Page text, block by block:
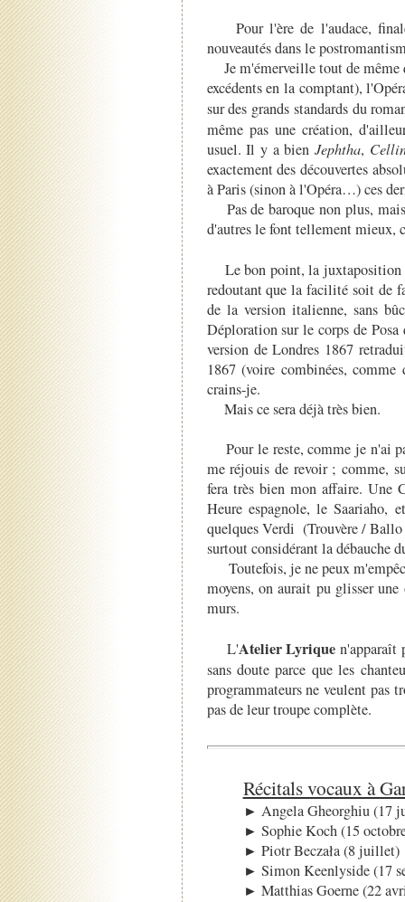
Pour l'ère de l'audace,
nouveautés dans le
Je m'émerveille tout de même
excédents en la comptant),
sur des grands standards du
même pas une création,
usuel. Il y a bien Jephtha,
exactement des découvertes
à Paris (sinon à l'Opéra…) ces
Pas de baroque non plus,
d'autres le font tellement mieux,
Le bon point, la juxtaposition
redoutant que la facilité soit de
de la version italienne, sans
Déploration sur le corps de
version de Londres 1867
1867 (voire combinées,
crains-je.
Mais ce sera déjà très bien.
Pour le reste, comme je n'ai
me réjouis de revoir ; comme,
fera très bien mon affaire. Une
Heure espagnole, le
quelques Verdi (Trouvère /
surtout considérant la débauche
Toutefois, je ne peux
moyens, on aurait pu glisser
murs.
L'Atelier Lyrique n'apparaît
sans doute parce que les
programmateurs ne veulent pas
pas de leur troupe complète.
Récitals vocaux à
► Angela Gheorghiu (17
► Sophie Koch (15
► Piotr Beczała (8 juillet)
► Simon Keenlyside (17
► Matthias Goerne (22